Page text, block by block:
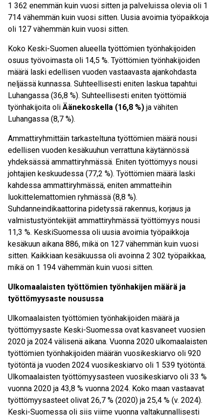
1 362 enemmän kuin vuosi sitten ja palveluissa olevia oli 1
714 vähemmän kuin vuosi sitten. Uusia avoimia työpaikkoja
oli 127 vähemmän kuin vuosi sitten.
Koko Keski­-Suomen alueella työttömien työnhakijoiden
osuus työvoimasta oli 14,5 %. Työttömien työnhakijoiden
määrä laski edellisen vuoden vastaavasta ajankohdasta
neljässä kunnassa. Suhteellisesti eniten laskua tapahtui
Luhangassa (­36,8 %). Suhteellisesti eniten työttömiä
työnhakijoita oli Äänekoskella (16,8 %) ja vähiten
Luhangassa (8,7 %).
Ammattiryhmittäin tarkasteltuna työttömien määrä nousi
edellisen vuoden kesäkuuhun verrattuna käytännössä
yhdeksässä ammattiryhmässä. Eniten työttömyys nousi
johtajien keskuudessa (77,2 %). Työttömien määrä laski
kahdessa ammattiryhmässä, eniten ammatteihin
luokittelemattomien ryhmässä (­8,8 %).
Suhdanneindikaattorina pidetyssä rakennus­, korjaus­ ja
valmistustyöntekijät ­ammattiryhmässä työttömyys nousi
11,3 %. Keski­Suomessa oli uusia avoimia työpaikkoja
kesäkuun aikana 886, mikä on 127 vähemmän kuin vuosi
sitten. Kaikkiaan kesäkuussa oli avoinna 2 302 työpaikkaa,
mikä on 1 194 vähemmän kuin vuosi sitten.
Ulkomaalaisten työttömien työnhakijen määrä ja
työttömyysaste nousussa
Ulkomaalaisten työttömien työnhakijoiden määrä ja
työttömyysaste Keski-Suomessa ovat kasvaneet vuosien
2020 ja 2024 välisenä aikana. Vuonna 2020 ulkomaalaisten
työttömien työnhakijoiden määrän vuosikeskiarvo oli 920
työtöntä ja vuoden 2024 vuosikeskiarvo oli 1 539 työtöntä.
Ulkomaalaisten työttömyysasteen vuosikeskiarvo oli 33 %
vuonna 2020 ja 43,8 % vuonna 2024. Koko maan vastaavat
työttömyysasteet olivat 26,7 % (2020) ja 25,4 % (v. 2024).
Keski-Suomessa oli siis viime vuonna valtakunnallisesti